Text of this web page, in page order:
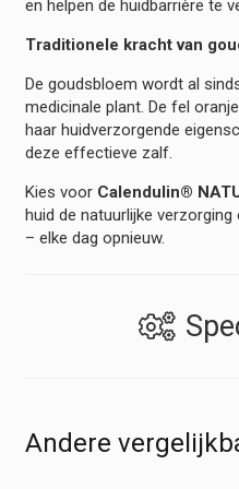
en helpen de huidbarrière te
Traditionele kracht van
De goudsbloem wordt al
medicinale plant. De fel
haar huidverzorgende
deze effectieve zalf.
Kies voor Calendulin®
huid de natuurlijke
– elke dag opnieuw.
Andere